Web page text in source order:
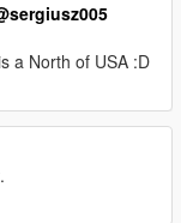
a North of USA :D